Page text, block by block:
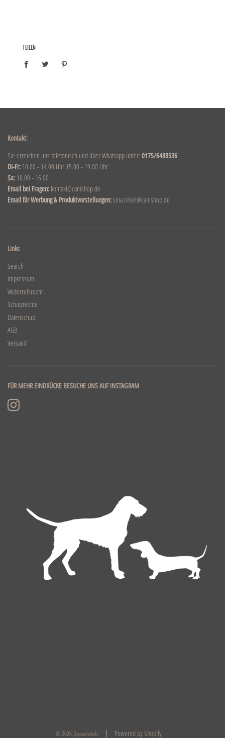
TEILEN
Kontakt:
Sie erreichen uns telefonisch und über Whatsapp unter: 0175/6488536
DI-Fr: 10.00 - 14.00 Uhr 15.00 - 19.00 Uhr
Sa: 10.00 - 16.00
Email bei Fragen: kontakt@canishop.de
Email für Werbung & Produktvorstellungen:sina.rebel@canishop.de
Links
Search
Impressum
Widerrufsrecht
Schutzrechte
Datenschutz
AGB
Versand
FÜR MEHR EINDRÜCKE BESUCHE UNS AUF INSTAGRAM
© 2026, Strauchdieb Powered by Shopify